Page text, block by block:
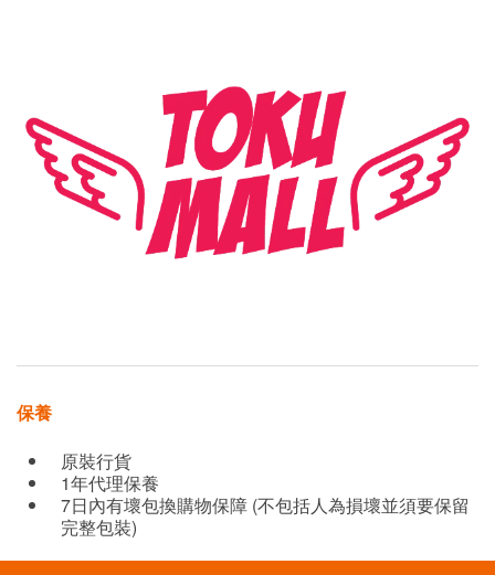
保養
原裝行貨
1年代理保養
7日內有壞包換購物保障 (不包括人為損壞並須要保留
完整包裝)